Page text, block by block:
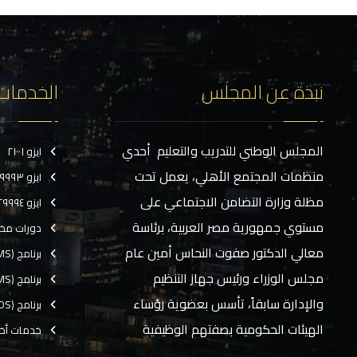
نبذة عن المجلس
المجلس الوطني للتدريب والتعليم أحدي
منظمات المجتمع الأهلي، يعمل تحت
مظلة وزارة التضامن الاجتماعي على
مستوي جمهورية مصر العربية، برئاسة
معالي الدكتور صفوت النحاس أمين عام
مجلس الوزراء ورئيس جهاز التنظيم
والإدارة سابقاً، تأسس بعضوية رؤساء
الهيئات الحكومية بصفتهم الوظيفية
ايزو ٢١٠٠١
ايزو ٢٩٩٩٣
ايزو ٢٩٩٩٤
دورات
برنامج (CMS)
برنامج (TMS)
برنامج (EOS)
خدمات